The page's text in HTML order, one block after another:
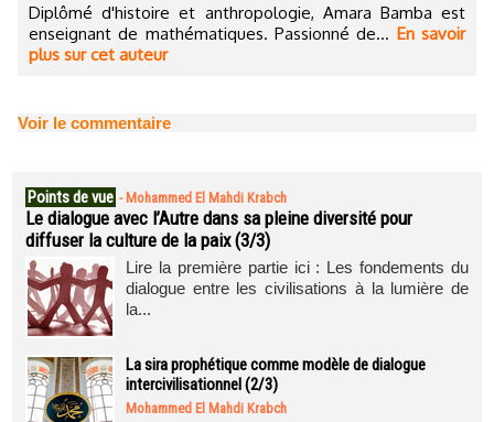
Diplômé d'histoire et anthropologie, Amara Bamba est
enseignant de mathématiques. Passionné de... En savoir
plus sur cet auteur
Voir le commentaire
Points de vue - Mohammed El Mahdi Krabch
Le dialogue avec l’Autre dans sa pleine diversité pour
diffuser la culture de la paix (3/3)
Lire la première partie ici : Les fondements du
dialogue entre les civilisations à la lumière de
la...
La sira prophétique comme modèle de dialogue
intercivilisationnel (2/3)
Mohammed El Mahdi Krabch